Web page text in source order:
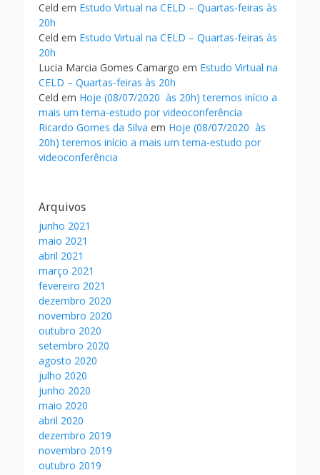
Celd em Estudo Virtual na CELD – Quartas-feiras às
20h
Celd em Estudo Virtual na CELD – Quartas-feiras às
20h
Lucia Marcia Gomes Camargo em Estudo Virtual na
CELD – Quartas-feiras às 20h
Celd em Hoje (08/07/2020 às 20h) teremos início a
mais um tema-estudo por videoconferência
Ricardo Gomes da Silva em Hoje (08/07/2020 às
20h) teremos início a mais um tema-estudo por
videoconferência
Arquivos
junho 2021
maio 2021
abril 2021
março 2021
fevereiro 2021
dezembro 2020
novembro 2020
outubro 2020
setembro 2020
agosto 2020
julho 2020
junho 2020
maio 2020
abril 2020
dezembro 2019
novembro 2019
outubro 2019